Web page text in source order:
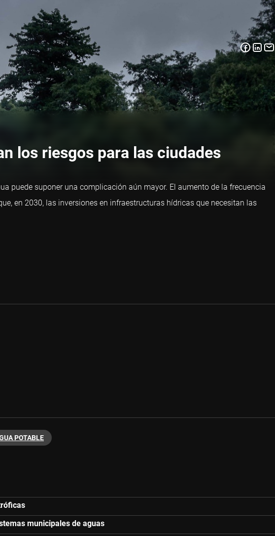
los riesgos para las ciudades
puede suponer una complicación aún mayor. El aumento de la frecuencia
en 2030, las inversiones en infraestructuras hídricas que necesitan las
POTABLE
municipales de aguas